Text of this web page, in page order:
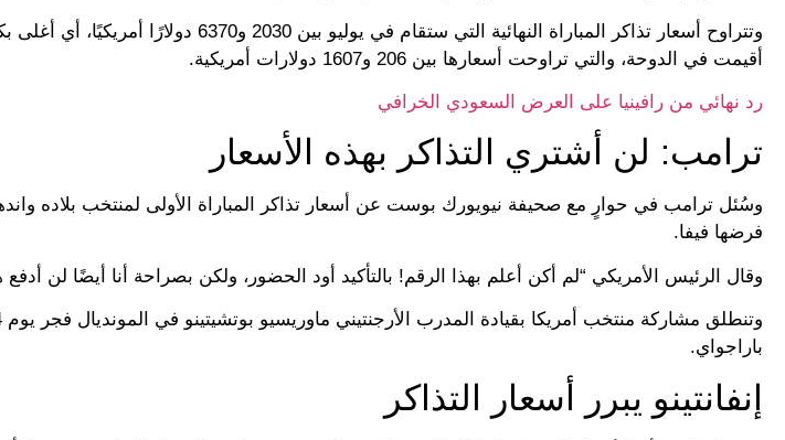
وتتراوح أسعار تذاكر المباراة النهائية التي ستقام في
أقيمت في الدوحة، والتي تراوحت أسعارها بين 206 و1607 دولارات أمريكية.
رد نهائي من رافينيا على العرض السعودي الخرافي
ترامب: لن أشتري التذاكر بهذه الأسعار
وسُئل ترامب في حوارٍ مع صحيفة نيويورك بوست عن أسعار تذاكر المباراة الأولى لمنتخب بلاده
فرضها فيفا.
وقال الرئيس الأمريكي “لم أكن أعلم بهذا الرقم! بالتأكيد أود الحضور، ولكن بصراحة أنا أيضًا لن أدفع
باراجواي.
إنفانتينو يبرر أسعار التذاكر